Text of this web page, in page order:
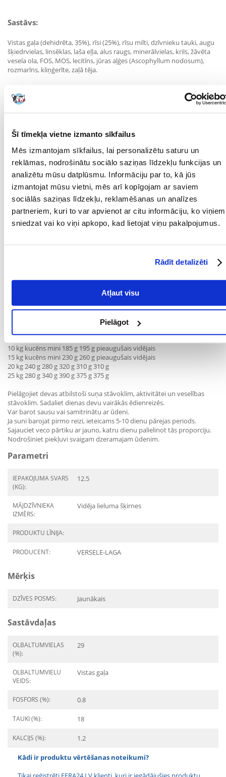
Šī tīmekļa vietne izmanto sīkfailus
Mēs izmantojam sīkfailus, lai personalizētu saturu un
reklāmas, nodrošinātu sociālo saziņas līdzekļu funkcijas un
analizētu mūsu datplūsmu. Informāciju par to, kā jūs
izmantojat mūsu vietni, mēs arī kopīgojam ar saviem
sociālās saziņas līdzekļu, reklamēšanas un analīzes
partneriem, kuri to var apvienot ar citu informāciju, ko viņiem
sniedzat vai ko viņi apkopo, kad lietojat viņu pakalpojumus.
Rādīt detalizēti
Atļaut visu
Pielāgot
Sastāvs:
Vistas gaļa (dehidrēta, 35%), rīsi (25%), rīsu milti, dzīvnieku tauki, augu
šķiedrvielas, linsēklas, laša eļļa, alus raugs, minerālvielas, krils, žāvēta
vesela ola, FOS, MOS, lecitīns, jūras aļģes (Ascophyllum nodosum),
rozmarīns, kliņģerīte, zaļā tēja.
Olbaltumvielu saturs: 29,0 %, tauku saturs: 18,0 %, jēlšķiedra: 2,0%,
jēlpelni: 6,5%, kalcijs: 1,2 %, fosfors: 0,8%, omega-3 taukskābes: 1,1%
(EPA: 0,1%, DHA: 0,1%).
Piedevas uz 1 kg:
A vitamīns: 26400 SV, D3 vitamīns: 1440 SV, E vitamīns: 600 mg, C
vitamīns: 240 mg, β-karotīns: 1,2 mg, taurīns: 1000 mg, glikozamīns:
500 mg, E1 (dzelzs): 90 mg, E2 (jods): 3,5 mg, E4 (varš): 12 mg, E5
Barošanas ieteikumi:
10 kg kucēns mini 185 g 195 g pieaugušais vidējais
15 kg kucēns mini 230 g 260 g pieaugušais vidējais
20 kg 240 g 280 g 320 g 310 g 310 g
25 kg 280 g 340 g 390 g 375 g 375 g
Pielāgojiet devas atbilstoši suņa stāvoklim, aktivitātei un veselības
stāvoklim. Sadaliet dienas devu vairākās ēdienreizēs.
Var barot sausu vai samitrinātu ar ūdeni.
Ja suni barojat pirmo reizi, ieteicams 5-10 dienu pārejas periods.
Sajauciet veco pārtiku ar jauno, katru dienu palielinot tās proporciju.
Nodrošiniet piekļuvi svaigam dzeramajam ūdenim.
Parametri
IEPAKOJUMA SVARS
(KG):
12.5
MĀJDZĪVNIEKA
IZMĒRS:
Vidēja lieluma šķirnes
PRODUKTU LĪNIJA:
PRODUCENT: VERSELE-LAGA
Mērķis
DZĪVES POSMS: Jaunākais
Sastāvdaļas
OLBALTUMVIELAS
(%):
29
OLBALTUMVIELU
VEIDS:
Vistas gaļa
FOSFORS (%): 0.8
TAUKI (%): 18
KALCIJS (%): 1.2
Kādi ir produktu vērtēšanas noteikumi?